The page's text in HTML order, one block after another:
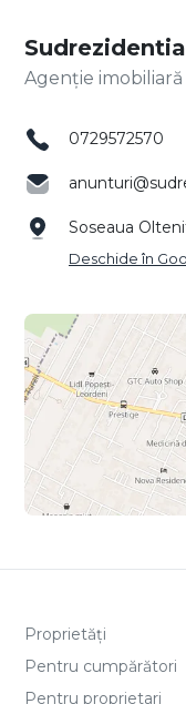
Agenție
0729572570
Soseaua
Deschide în
Proprietăți
Pentru cumpărători
Pentru proprietari